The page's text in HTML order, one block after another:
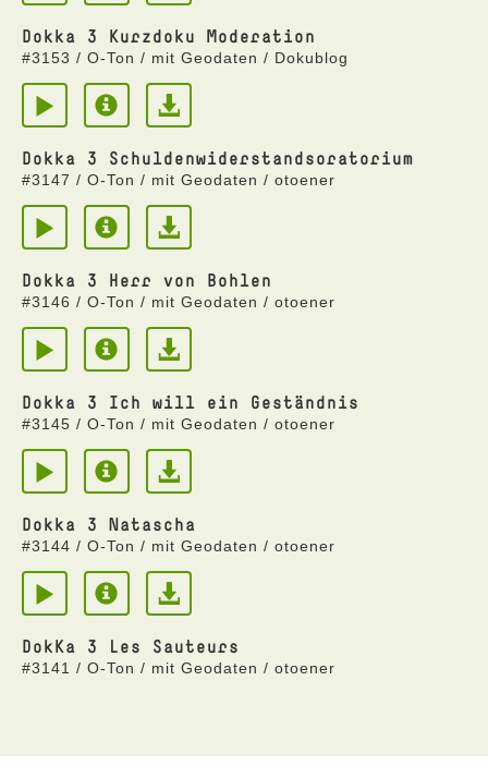
Dokka 3 Kurzdoku Moderation
#3153 / O-Ton / mit Geodaten / Dokublog
Dokka 3 Schuldenwiderstandsoratorium
#3147 / O-Ton / mit Geodaten / otoener
Dokka 3 Herr von Bohlen
#3146 / O-Ton / mit Geodaten / otoener
Dokka 3 Ich will ein Geständnis
#3145 / O-Ton / mit Geodaten / otoener
Dokka 3 Natascha
#3144 / O-Ton / mit Geodaten / otoener
DokKa 3 Les Sauteurs
#3141 / O-Ton / mit Geodaten / otoener